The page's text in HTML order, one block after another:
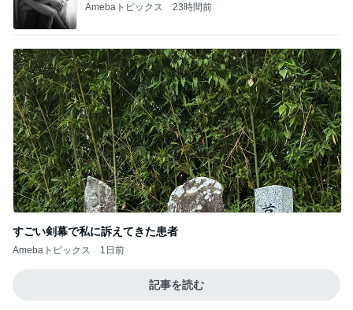
Amebaトピックス 23時間前
すごい剣幕で私に訴えてきた患者
Amebaトピックス 1日前
記事を読む